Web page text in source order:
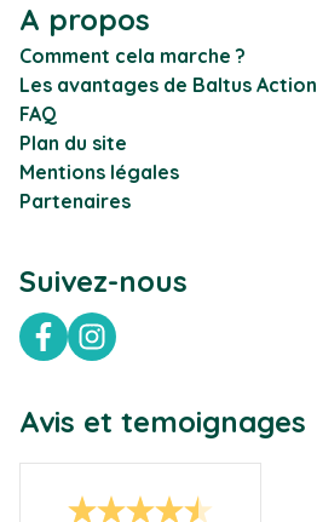
A propos
Comment cela marche ?
Les avantages de Baltus Action
FAQ
Plan du site
Mentions légales
Partenaires
Suivez-nous
FacebookInstagram
Avis et temoignages